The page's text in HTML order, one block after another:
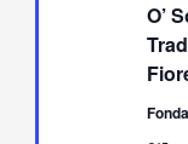
O’